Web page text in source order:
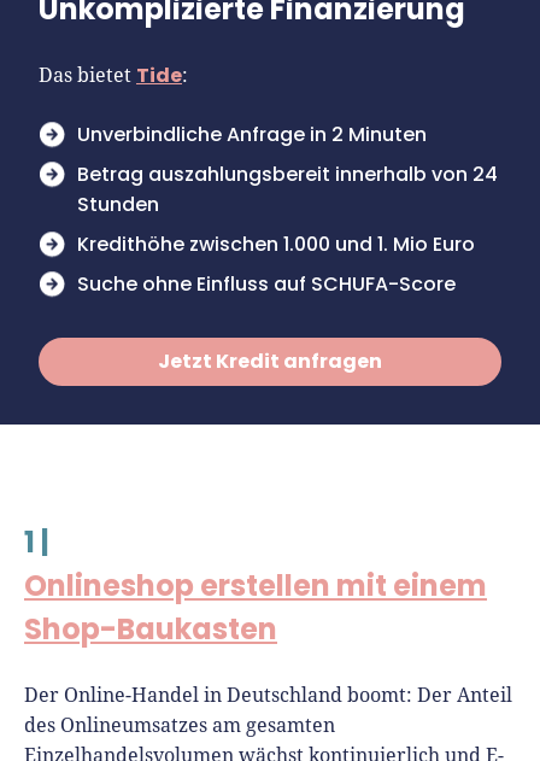
Unkomplizierte Finanzierung
Das bietet Tide:
Unverbindliche Anfrage in 2 Minuten
Betrag auszahlungsbereit innerhalb von 24
Stunden
Kredithöhe zwischen 1.000 und 1. Mio Euro
Suche ohne Einfluss auf SCHUFA-Score
Jetzt Kredit anfragen
1 |
Onlineshop erstellen mit einem
Shop-Baukasten
Der Online-Handel in Deutschland boomt: Der Anteil
des Onlineumsatzes am gesamten
Einzelhandelsvolumen wächst kontinuierlich und E-